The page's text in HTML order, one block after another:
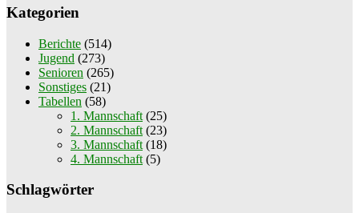
Kategorien
Berichte (514)
Jugend (273)
Senioren (265)
Sonstiges (21)
Tabellen (58)
1. Mannschaft (25)
2. Mannschaft (23)
3. Mannschaft (18)
4. Mannschaft (5)
Schlagwörter